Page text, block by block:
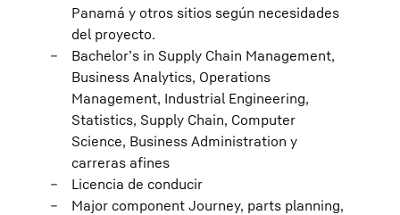
Panamá y otros sitios según necesidades
del proyecto.
Bachelor’s in Supply Chain Management,
Business Analytics, Operations
Management, Industrial Engineering,
Statistics, Supply Chain, Computer
Science, Business Administration y
carreras afines
Licencia de conducir
Major component Journey, parts planning,